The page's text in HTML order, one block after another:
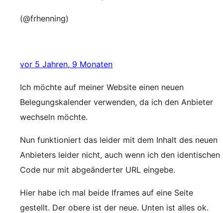
(@frhenning)
vor 5 Jahren, 9 Monaten
Ich möchte auf meiner Website einen neuen
Belegungskalender verwenden, da ich den Anbieter
wechseln möchte.
Nun funktioniert das leider mit dem Inhalt des neuen
Anbieters leider nicht, auch wenn ich den identischen
Code nur mit abgeänderter URL eingebe.
Hier habe ich mal beide Iframes auf eine Seite
gestellt. Der obere ist der neue. Unten ist alles ok.